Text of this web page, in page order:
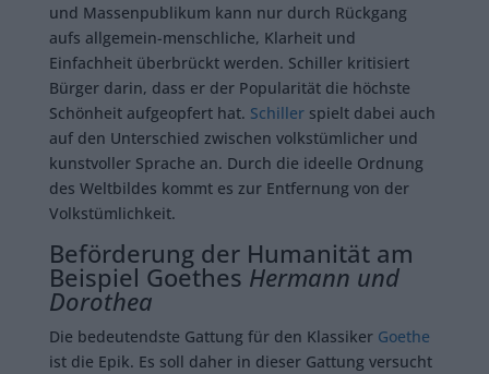
und Massenpublikum kann nur durch Rückgang
aufs allgemein-menschliche, Klarheit und
Einfachheit überbrückt werden. Schiller kritisiert
Bürger darin, dass er der Popularität die höchste
Schönheit aufgeopfert hat. Schillerspielt dabei auch
auf den Unterschied zwischen volkstümlicher und
kunstvoller Sprache an. Durch die ideelle Ordnung
des Weltbildes kommt es zur Entfernung von der
Volkstümlichkeit.
Beförderung der Humanität am
Beispiel Goethes Hermann und
Dorothea
Die bedeutendste Gattung für den Klassiker Goethe
ist die Epik. Es soll daher in dieser Gattung versucht